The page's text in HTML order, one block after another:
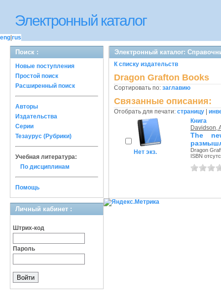
Электронный каталог
eng rus
Поиск :
Новые поступления
Простой поиск
Расширенный поиск
Авторы
Издательства
Серии
Тезаурус (Рубрики)
Учебная литература:
По дисциплинам
Помощь
Личный кабинет :
Штрих-код
Пароль
Электронный каталог:
К списку издательств
Dragon Grafton Books
Сортировать по: заглавию
Связанные описания:
Отобрать для печати: страницу
Нет экз.
Книга
Davidson,
The
Dragon
ISBN